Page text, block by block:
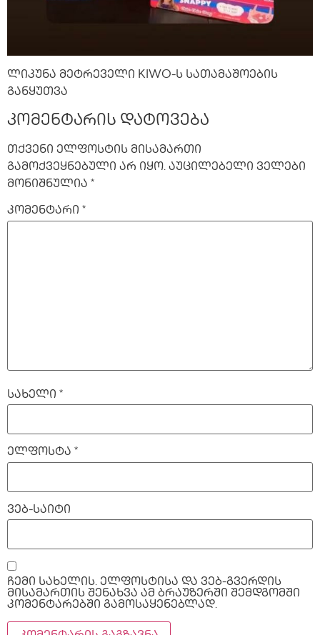
ლიკუნა მეტრეველი KIWO-ს სათამაშოების
განყუთვა
კომენტარის დატოვება
თქვენი ელფოსტის მისამართი
გამოქვეყნებული არ იყო. აუცილებელი ველები
მონიშნულია *
კომენტარი *
სახელი *
ელფოსტა *
ვებ-საიტი
ჩემი სახელის. ელფოსტისა და ვებ-გვერდის
მისამართის შენახვა ამ ბრაუზერში შემდგომში
კომენტარებში გამოსაყენებლად.